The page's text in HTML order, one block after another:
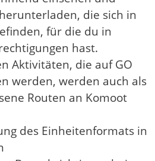
die sich in
für die du in
hast.
Aktivitäten, die auf GO
werden, werden auch als
Routen an Komoot
des Einheitenformats in